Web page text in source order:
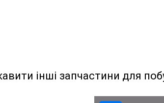
інші запчастини для